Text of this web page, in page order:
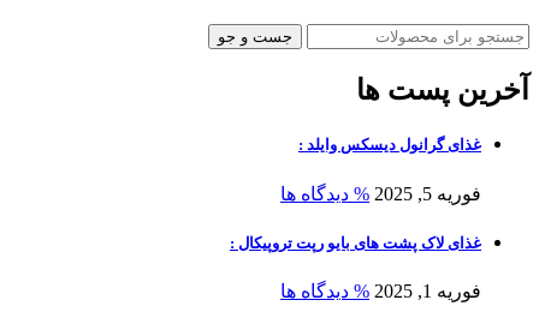
جست و جو
آخرین پست ها
غذای گرانول دیسکس وایلد :
فوریه 5, 2025 % دیدگاه ها
غذای لاک پشت های بایو رپت تروپیکال :
فوریه 1, 2025 % دیدگاه ها